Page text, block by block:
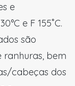
e
e F 155˚C.
são
ranhuras, bem
cabeças dos